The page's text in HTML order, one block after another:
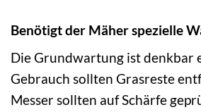
Benötigt der Mäher spezielle
Die Grundwartung ist denkbar
Gebrauch sollten Grasreste
Messer sollten auf Schärfe